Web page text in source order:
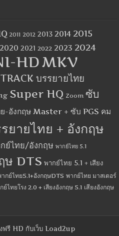
2011 2012 2013 2014 2015
2020 2021 2022 2023 2024
HDMKV
บรรยายไทย
Super HQ Zoom ซับ
ย-อังกฤษ Master + ซับ PGS คม
ยายไทย + อังกฤษ
ย์ไทย/อังกฤษ พากย์ไทย 5.1
ษ DTS พากย์ไทย 5.1 + เสียง
ากย์ไทย5.1+อังกฤษDTS พากย์ไทย มาสเตอร์
ย์ไทยโรง 2.0 + เสียงอังกฤษ 5.1 เสียงอังกฤษ
ฟรี HD กับเว็บ Load2up